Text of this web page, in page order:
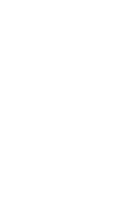
i Salesforces
API-versionskontroll
senaste Lightning
för Lightning
Web Security
sandbox för
URL-skydd
för hänvisar-URL i